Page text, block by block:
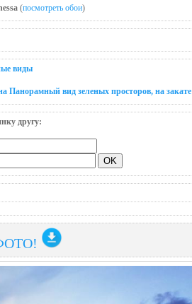
(посмотреть обои)
виды
Панорамный вид зеленых просторов, на закате
другу: